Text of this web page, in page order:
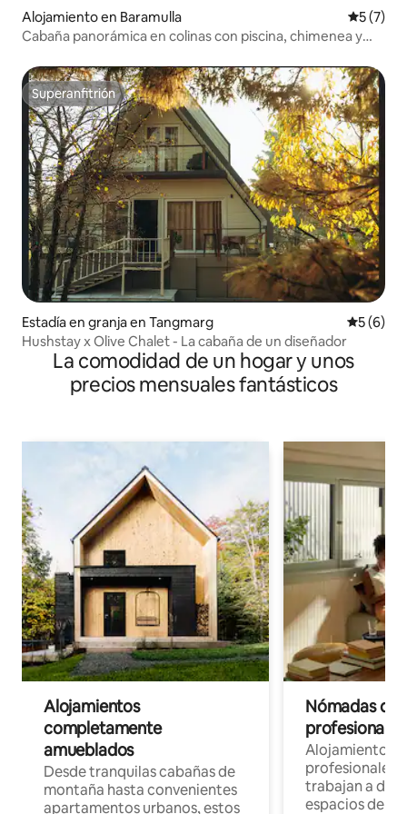
Alojamiento en Baramulla
5 (7)
Cabaña panorámica en colinas con piscina, chimenea y
Superanfitrión
Superanfitrión
Estadía en granja en Tangmarg
5 (6)
Hushstay x Olive Chalet - La cabaña de un diseñador
La comodidad de un hogar y unos
precios mensuales fantásticos
Alojamientos
completamente
amueblados
Desde tranquilas cabañas de
montaña hasta convenientes
apartamentos urbanos, estos
Nómadas
Alojamientos
profesionales
trabajan a
espacios de